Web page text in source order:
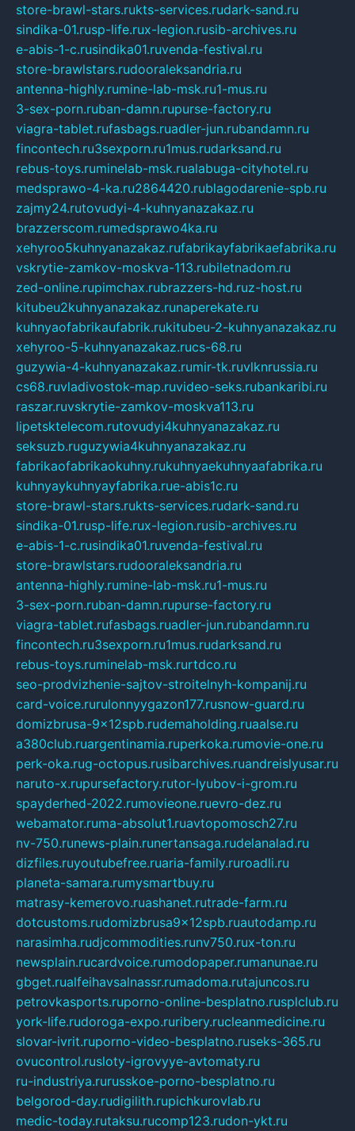
store-brawl-stars.rukts-services.rudark-sand.ru
sindika-01.rusp-life.rux-legion.rusib-archives.ru
e-abis-1-c.rusindika01.ruvenda-festival.ru
store-brawlstars.rudooraleksandria.ru
antenna-highly.rumine-lab-msk.ru1-mus.ru
3-sex-porn.ruban-damn.rupurse-factory.ru
viagra-tablet.rufasbags.ruadler-jun.rubandamn.ru
fincontech.ru3sexporn.ru1mus.rudarksand.ru
rebus-toys.ruminelab-msk.rualabuga-cityhotel.ru
medsprawo-4-ka.ru2864420.rublagodarenie-spb.ru
zajmy24.rutovudyi-4-kuhnyanazakaz.ru
brazzerscom.rumedsprawo4ka.ru
xehyroo5kuhnyanazakaz.rufabrikayfabrikaefabrika.ru
vskrytie-zamkov-moskva-113.rubiletnadom.ru
zed-online.rupimchax.rubrazzers-hd.ruz-host.ru
kitubeu2kuhnyanazakaz.runaperekate.ru
kuhnyaofabrikaufabrik.rukitubeu-2-kuhnyanazakaz.ru
xehyroo-5-kuhnyanazakaz.rucs-68.ru
guzywia-4-kuhnyanazakaz.rumir-tk.ruvlknrussia.ru
cs68.ruvladivostok-map.ruvideo-seks.rubankaribi.ru
raszar.ruvskrytie-zamkov-moskva113.ru
lipetsktelecom.rutovudyi4kuhnyanazakaz.ru
seksuzb.ruguzywia4kuhnyanazakaz.ru
fabrikaofabrikaokuhny.rukuhnyaekuhnyaafabrika.ru
kuhnyaykuhnyayfabrika.rue-abis1c.ru
store-brawl-stars.rukts-services.rudark-sand.ru
sindika-01.rusp-life.rux-legion.rusib-archives.ru
e-abis-1-c.rusindika01.ruvenda-festival.ru
store-brawlstars.rudooraleksandria.ru
antenna-highly.rumine-lab-msk.ru1-mus.ru
3-sex-porn.ruban-damn.rupurse-factory.ru
viagra-tablet.rufasbags.ruadler-jun.rubandamn.ru
fincontech.ru3sexporn.ru1mus.rudarksand.ru
rebus-toys.ruminelab-msk.rurtdco.ru
seo-prodvizhenie-sajtov-stroitelnyh-kompanij.ru
card-voice.rurulonnyygazon177.rusnow-guard.ru
domizbrusa-9x12spb.rudemaholding.ruaalse.ru
a380club.ruargentinamia.ruperkoka.rumovie-one.ru
perk-oka.rug-octopus.rusibarchives.ruandreislyusar.ru
naruto-x.rupursefactory.rutor-lyubov-i-grom.ru
spayderhed-2022.rumovieone.ruevro-dez.ru
webamator.ruma-absolut1.ruavtopomosch27.ru
nv-750.runews-plain.runertansaga.rudelanalad.ru
dizfiles.ruyoutubefree.ruaria-family.ruroadli.ru
planeta-samara.rumysmartbuy.ru
matrasy-kemerovo.ruashanet.rutrade-farm.ru
dotcustoms.rudomizbrusa9x12spb.ruautodamp.ru
narasimha.rudjcommodities.runv750.rux-ton.ru
newsplain.rucardvoice.rumodopaper.rumanunae.ru
gbget.rualfeihavsalnassr.rumadoma.rutajuncos.ru
petrovkasports.ruporno-online-besplatno.rusplclub.ru
york-life.rudoroga-expo.ruribery.rucleanmedicine.ru
slovar-ivrit.ruporno-video-besplatno.ruseks-365.ru
ovucontrol.rusloty-igrovyye-avtomaty.ru
ru-industriya.rurusskoe-porno-besplatno.ru
belgorod-day.rudigilith.rupichkurovlab.ru
medic-today.rutaksu.rucomp123.rudon-ykt.ru